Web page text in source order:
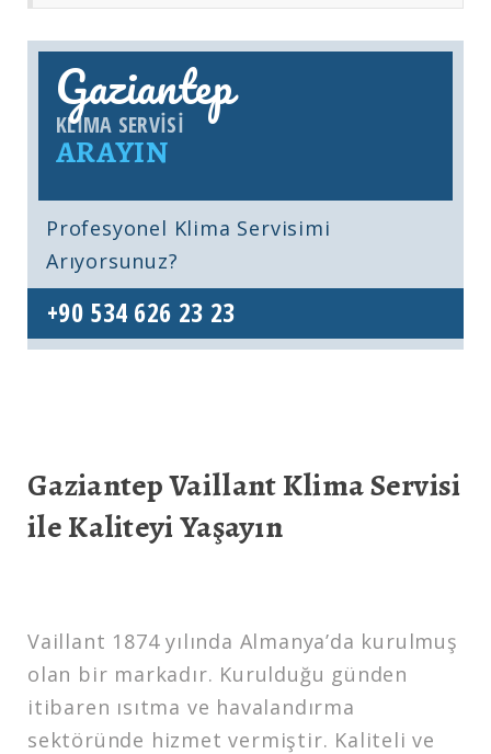
Gaziantep
KLIMA SERVISI
ARAYIN
Profesyonel Klima Servisimi
Arıyorsunuz?
+90 534 626 23 23
Gaziantep Vaillant Klima Servisi
ile Kaliteyi Yaşayın
Vaillant 1874 yılında Almanya’da kurulmuş
olan bir markadır. Kurulduğu günden
itibaren ısıtma ve havalandırma
sektöründe hizmet vermiştir. Kaliteli ve